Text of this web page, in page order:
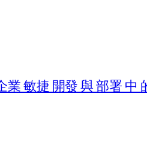
業 敏捷 開發 與 部署 中